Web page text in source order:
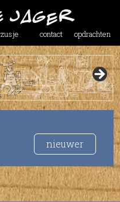
zusje contact opdrachten
nieuwer